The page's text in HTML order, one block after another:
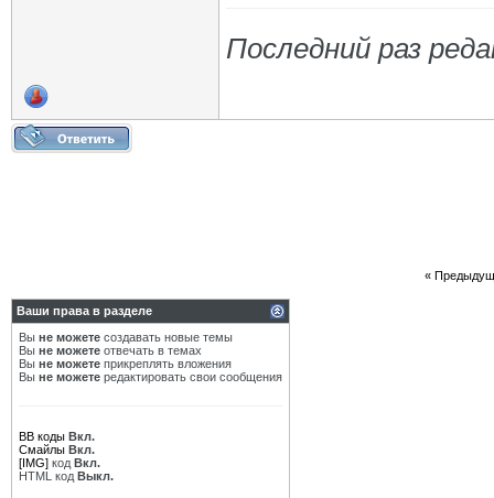
Последний раз
«
Ваши права в разделе
Вы не можете создавать новые темы
Вы не можете отвечать в темах
Вы не можете прикреплять вложения
Вы не можете редактировать свои сообщения
BB коды Вкл.
Смайлы Вкл.
[IMG] код Вкл.
HTML код Выкл.